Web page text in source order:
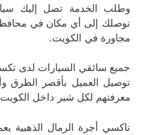
وطلب الخدمة تصل إليك
توصلك إلى أي مكان في
مجاورة في الكويت.
جميع سائقي السيارات لدى
توصيل العميل بأقصر الطرق
معرفتهم لكل شبر داخل
تاكسي أجرة الرمال الذهبية